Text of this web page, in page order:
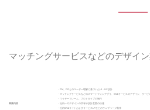
マッチングサービスなどのデザイン
業務内容
・PM、POとのユーザー理解に基づいたUI・UX設計
・マッチングサービスなどのスマートフォンアプリ、Webサービスのデザイン、サー
・ワイヤーフレーム、プロトタイプの制作
・社内へのデザインの共有や設計意図の伝達
・社内WebサイトおよびサービスLPなどのウェブページ制作